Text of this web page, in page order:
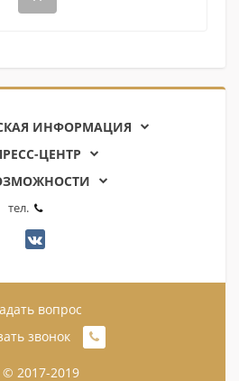
ИНФОРМАЦИЯ
ЦЕНТР
тел.
вопрос
звонок
© 2017-2019